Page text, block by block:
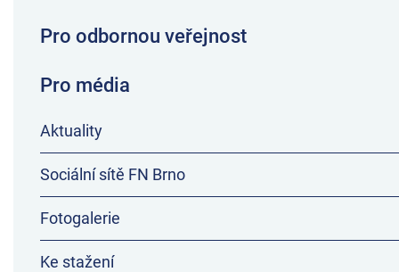
Pro odbornou veřejnost
Pro média
Aktuality
Sociální sítě FN Brno
Fotogalerie
Ke stažení